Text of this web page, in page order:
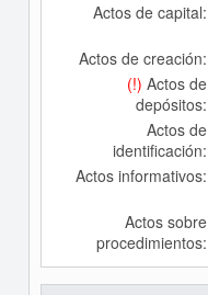
Actos de capital:
Actos de creación:
(!) Actos de
depósitos:
Actos de
identificación:
Actos informativos:
Actos sobre
procedimientos: